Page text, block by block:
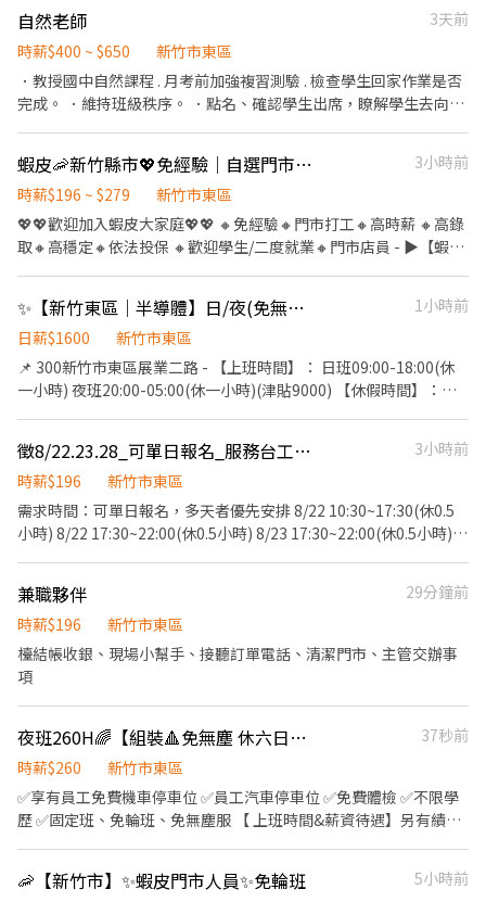
自然老師
3天前
時薪$400 ~ $650
新竹市東區
．教授國中自然課程 . 月考前加強複習測驗 . 檢查學生回家作業是否
完成。 ．維持班級秩序。 ．點名、確認學生出席，瞭解學生去向。
蝦皮🦐新竹縣市💖免經驗｜自選門市｜高時薪｜高錄取｜包裹理貨員📦立即上工
3小時前
時薪$196 ~ $279
新竹市東區
💖💖歡迎加入蝦皮大家庭💖💖 🔸免經驗🔸門市打工🔸高時薪 🔸高錄
取🔸高穩定🔸依法投保 🔸歡迎學生/二度就業🔸門市店員 - ▶【蝦皮
5間門市) 4. 有人店無須騎車 5. 須配合調店、支援【提供完整SOP及
店面實習】 - ▶【智取店】：上班時間 固定早班：07:00 - 13:30、
08:30 - 13:30 固定晚班：17:30 - 23:30、18:30 - 24:00 固定夜班：
23:30 - 03:30 (每周至少配合4天，包含假日需排班) - ▶【一般門市
／有人店】： 上班時間 固定早班： 10:30-17:30 固定晚班： 16:15-
天，包含假日需排班) - ▶【智取門市】：地點自選 🔹【新竹縣市】
新竹北新 - 智取店：新竹市北區北新街135號1樓 新竹四維 - 智取
店：新竹市北區四維路36號1樓 新竹湳中 - 智取店：新竹市北區湳
中街107號1樓 新竹食品 - 智取店：新竹市東區食品路394號1樓 新
竹光復三 - 智取店：新竹市東區光復路一段45號1樓 新竹竹蓮 - 智取
店：新竹市東區南大路382號1樓 新竹光復三 - 智取店：新竹市東區
光復路一段45號1樓 新竹慈雲 - 智取店：新竹市東區慈雲路125號
道 - 智取店：新竹市東區鐵道路一段28巷81號1樓 新竹武陵 - 智取
店：新竹市北區武陵路177之2號1樓 (慢速車) 竹北光明 - 智取店：
新竹縣竹北市光明五街319號 竹北勝利二 - 智取店：新竹縣竹北市
勝利十五街262號1樓 竹北科大 - 智取店：新竹縣竹北市科大一路43
號1樓 竹北高鐵 - 智取店：新竹縣竹北市高鐵三街43號1樓 竹東中豐
- 智取店：新竹縣竹東鎮中豐路二段192號1樓 竹東東寧 - 智取店：
新竹縣竹東鎮東寧路三段123號1樓 竹東長春 - 智取店：新竹縣竹東
鎮長春路三段296號1樓 竹東站前 - 智取店：新竹縣竹東鎮北興路一
段611號1樓 芎林文山 - 智取店：新竹縣芎林鄉文山路437號1樓 湖
縣新豐鄉松柏街128號1樓 新埔福德 - 智取店：新竹縣新埔鎮福德街
✨【新竹東區｜半導體】日/夜(免無塵衣)測試組裝、包裝倉儲(可週領) #週休六日
1小時前
日薪$1600
新竹市東區
📌 300新竹市東區展業二路 - 【上班時間】： 日班09:00-18:00(休
一小時) 夜班20:00-05:00(休一小時)(津貼9000) 【休假時間】：週
40K起 【福利】： 三節禮金2000/1000/1000、 生日禮金1000，可
參加尾牙， 特休第一年即刻享有7天特休，全薪病假15天 - 【快速
應徵】 ʟɪɴᴇ：@129zmtom https://lin.ee/zhqIYXc (加入麻煩先傳
您的大名及要應徵的職缺唷)
徵8/22.23.28_可單日報名_服務台工讀生_巨城_H70
3小時前
時薪$196
新竹市東區
需求時間：可單日報名，多天者優先安排 8/22 10:30~17:30(休0.5
小時) 8/22 17:30~22:00(休0.5小時) 8/23 17:30~22:00(休0.5小時)
管交辦事項 時薪：196/hr 其他： 1、需久站 2、親切服務的態度
兼職夥伴
29分鐘前
時薪$196
新竹市東區
檯結帳收銀、現場小幫手、接聽訂單電話、清潔門市、主管交辦事
項
夜班260H🌈【組裝🔺免無塵 休六日】🉑週借支🌈M-C48
37秒前
時薪$260
新竹市東區
✅享有員工免費機車停車位 ✅員工汽車停車位 ✅免費體檢 ✅不限學
歷 ✅固定班、免輪班、免無塵服 【 上班時間&薪資待遇】另有績效
點】：新竹市東區 【 工作內容】：產線:1.組裝、包裝、測試作業 【
🦐【新竹市】✨蝦皮門市人員✨免輪班
5小時前